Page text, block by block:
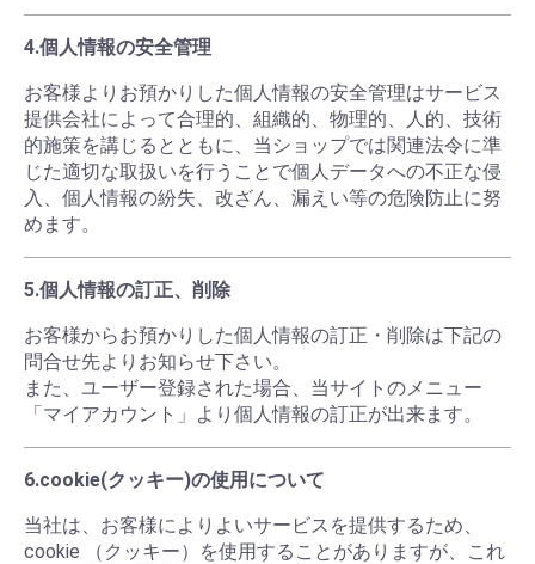
4.個人情報の安全管理
お客様よりお預かりした個人情報の安全管理はサービス
提供会社によって合理的、組織的、物理的、人的、技術
的施策を講じるとともに、当ショップでは関連法令に準
じた適切な取扱いを行うことで個人データへの不正な侵
入、個人情報の紛失、改ざん、漏えい等の危険防止に努
めます。
5.個人情報の訂正、削除
お客様からお預かりした個人情報の訂正・削除は下記の
問合せ先よりお知らせ下さい。
また、ユーザー登録された場合、当サイトのメニュー
「マイアカウント」より個人情報の訂正が出来ます。
6.cookie(クッキー)の使用について
当社は、お客様によりよいサービスを提供するため、
cookie （クッキー）を使用することがありますが、これ